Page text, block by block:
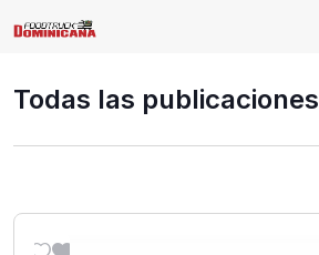
Todas las publicaciones